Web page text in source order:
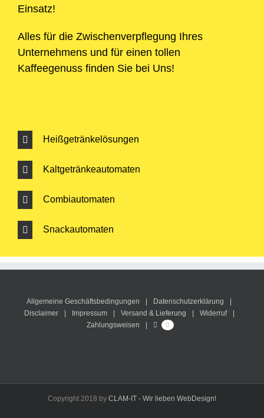
Einsatz!
Alles für die Zwischenverpflegung Ihres
Unternehmens und für einen tollen
Kaffeegenuss finden Sie bei Uns!
Heißgetränkelösungen
Kaltgetränkeautomaten
Combiautomaten
Snackautomaten
Allgemeine Geschäftsbedingungen
Datenschutzerklärung
Disclaimer
Impressum Versand & Lieferung
Widerruf
Zahlungsweisen
0
Copyright 2018 by CLAM-IT - Wir lieben WebDesign!